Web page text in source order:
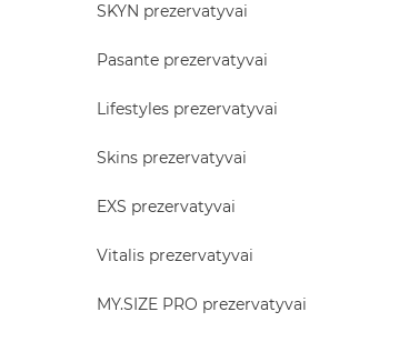
SKYN prezervatyvai
Pasante prezervatyvai
Lifestyles prezervatyvai
Skins prezervatyvai
EXS prezervatyvai
Vitalis prezervatyvai
MY.SIZE PRO prezervatyvai